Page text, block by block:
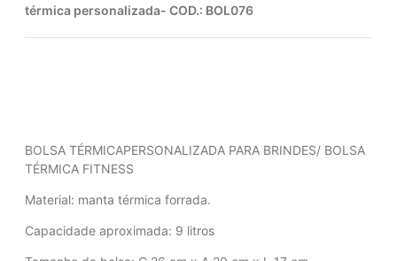
térmica personalizada- COD.: BOL076
BOLSA TÉRMICAPERSONALIZADA PARA BRINDES/ BOLSA
TÉRMICA FITNESS
Material: manta térmica forrada.
Capacidade aproximada: 9 litros